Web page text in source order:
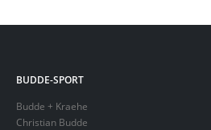
BUDDE-SPORT
Budde + Kraehe
Christian Budde